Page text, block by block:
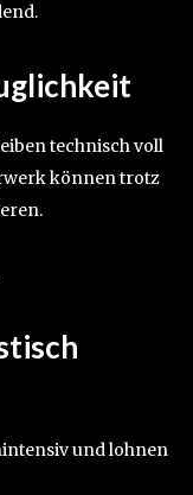
technisch voll
können trotz
und lohnen